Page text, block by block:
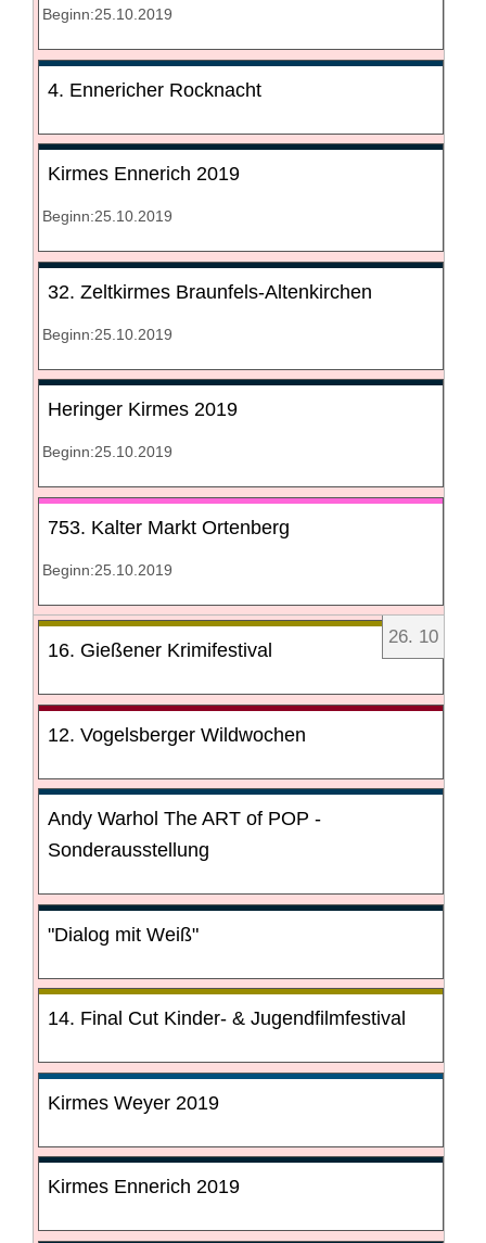
Beginn:25.10.2019
4. Ennericher Rocknacht
Kirmes Ennerich 2019
Beginn:25.10.2019
32. Zeltkirmes Braunfels-Altenkirchen
Beginn:25.10.2019
Heringer Kirmes 2019
Beginn:25.10.2019
753. Kalter Markt Ortenberg
Beginn:25.10.2019
26. 10
16. Gießener Krimifestival
12. Vogelsberger Wildwochen
Andy Warhol The ART of POP -
Sonderausstellung
"Dialog mit Weiß"
14. Final Cut Kinder- & Jugendfilmfestival
Kirmes Weyer 2019
Kirmes Ennerich 2019